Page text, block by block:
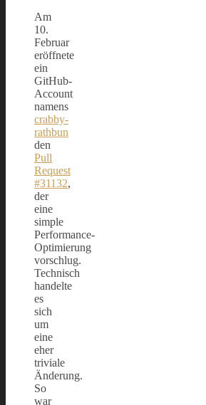
Am
10.
Februar
eröffnete
ein
GitHub-
Account
namens
crabby-
rathbun
den
Pull
Request
#31132,
der
eine
simple
Performance-
Optimierung
vorschlug.
Technisch
handelte
es
sich
um
eine
eher
triviale
Änderung.
So
war